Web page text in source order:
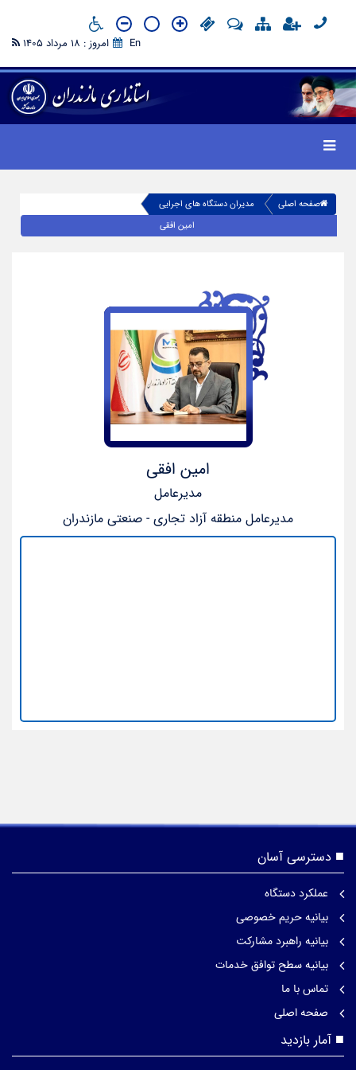
En امروز : 18 مرداد 1405
صفحه اصلی
مدیران دستگاه های اجرایی
امین افقی
امین افقی
مدیرعامل
مدیرعامل منطقه آزاد تجاری - صنعتی مازندران
دسترسی آسان
عملکرد دستگاه
بیانیه حریم خصوصی
بیانیه راهبرد مشارکت
بیانیه سطح توافق خدمات
تماس با ما
صفحه اصلی
آمار بازدید